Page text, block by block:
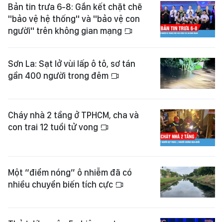
Bản tin trưa 6-8: Gắn kết chặt chẽ
"bảo vệ hệ thống" và "bảo vệ con
người" trên không gian mạng
Sơn La: Sạt lở vùi lấp ô tô, sơ tán
gần 400 người trong đêm
Cháy nhà 2 tầng ở TPHCM, cha và
con trai 12 tuổi tử vong
Một “điểm nóng” ô nhiễm đã có
nhiều chuyển biến tích cực